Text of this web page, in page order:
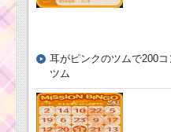
耳がピンクのツムで200
ツム